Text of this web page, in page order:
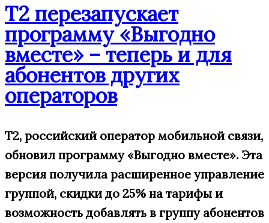
Т2 перезапускает
программу «Выгодно
вместе» – теперь и для
абонентов других
операторов
T2, российский оператор мобильной связи,
обновил программу«Выгодно вместе». Эта
версия получиларасширенное управление
группой, скидки до 25% на тарифы и
возможность добавлять в группуабонентов